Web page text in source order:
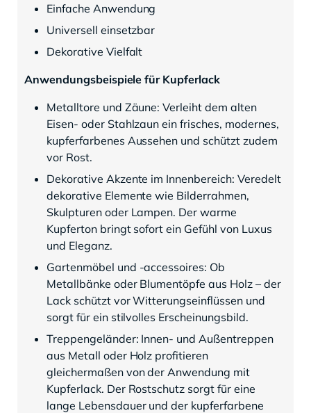
Einfache Anwendung
Universell einsetzbar
Dekorative Vielfalt
Anwendungsbeispiele für Kupferlack
Metalltore und Zäune: Verleiht dem alten
Eisen- oder Stahlzaun ein frisches, modernes,
kupferfarbenes Aussehen und schützt zudem
vor Rost.
Dekorative Akzente im Innenbereich: Veredelt
dekorative Elemente wie Bilderrahmen,
Skulpturen oder Lampen. Der warme
Kupferton bringt sofort ein Gefühl von Luxus
und Eleganz.
Gartenmöbel und -accessoires: Ob
Metallbänke oder Blumentöpfe aus Holz – der
Lack schützt vor Witterungseinflüssen und
sorgt für ein stilvolles Erscheinungsbild.
Treppengeländer: Innen- und Außentreppen
aus Metall oder Holz profitieren
gleichermaßen von der Anwendung mit
Kupferlack. Der Rostschutz sorgt für eine
lange Lebensdauer und der kupferfarbene